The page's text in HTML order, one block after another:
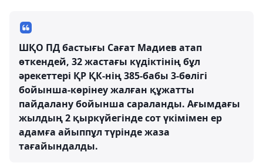
ШҚО ПД бастығы Сағат Мадиев атап
өткендей, 32 жастағы күдіктінің бұл
әрекеттері ҚР ҚК-нің 385-бабы 3-бөлігі
бойынша-көрінеу жалған құжатты
пайдалану бойынша сараланды. Ағымдағы
жылдың 2 қыркүйегінде сот үкімімен ер
адамға айыппұл түрінде жаза
тағайындалды.